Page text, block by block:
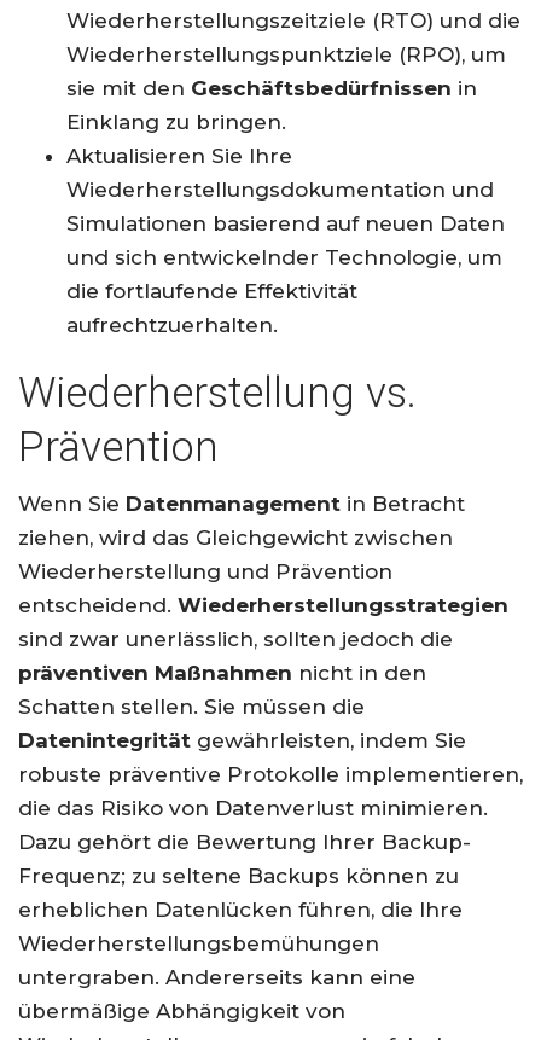
Wiederherstellungszeitziele (RTO) und die
Wiederherstellungspunktziele (RPO), um
sie mit den Geschäftsbedürfnissen in
Einklang zu bringen.
Aktualisieren Sie Ihre
Wiederherstellungsdokumentation und
Simulationen basierend auf neuen Daten
und sich entwickelnder Technologie, um
die fortlaufende Effektivität
aufrechtzuerhalten.
Wiederherstellung vs.
Prävention
Wenn Sie Datenmanagement in Betracht
ziehen, wird das Gleichgewicht zwischen
Wiederherstellung und Prävention
entscheidend. Wiederherstellungsstrategien
sind zwar unerlässlich, sollten jedoch die
präventiven Maßnahmen nicht in den
Schatten stellen. Sie müssen die
Datenintegrität gewährleisten, indem Sie
robuste präventive Protokolle implementieren,
die das Risiko von Datenverlust minimieren.
Dazu gehört die Bewertung Ihrer Backup-
Frequenz; zu seltene Backups können zu
erheblichen Datenlücken führen, die Ihre
Wiederherstellungsbemühungen
untergraben. Andererseits kann eine
übermäßige Abhängigkeit von